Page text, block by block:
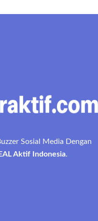
Sosial Media Dengan
Aktif Indonesia.